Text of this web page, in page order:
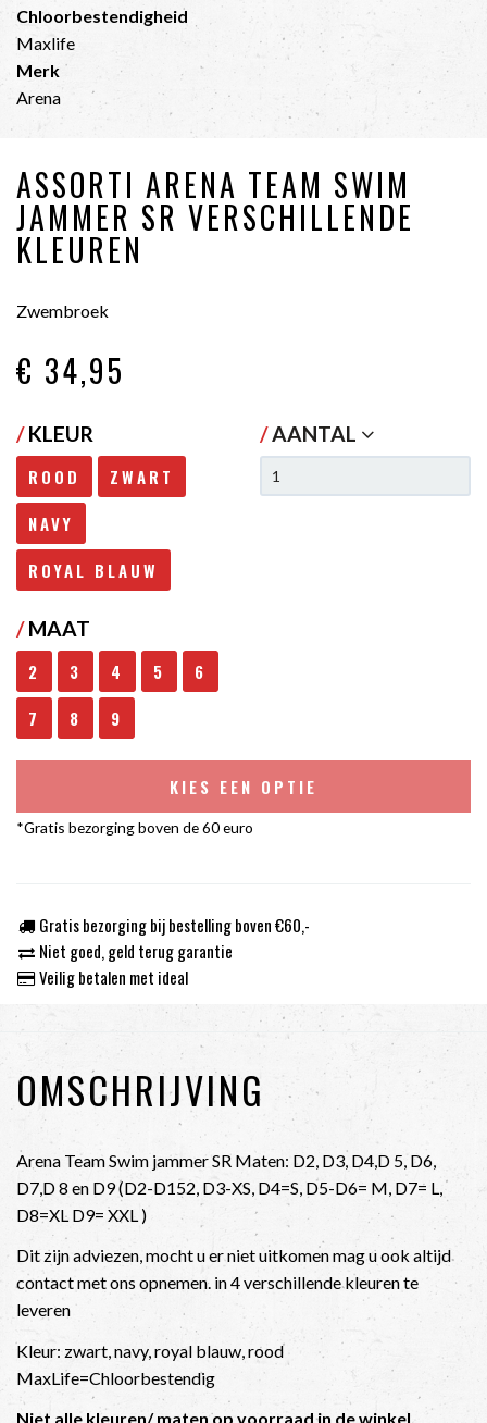
Chloorbestendigheid
Maxlife
Merk
Arena
ASSORTI ARENA TEAM SWIM
JAMMER SR VERSCHILLENDE
KLEUREN
Zwembroek
€ 34,95
/KLEUR
ROOD
ZWART
NAVY
ROYAL BLAUW
/MAAT
2 3 4 5
6
7
8 9
/AANTAL
KIES EEN OPTIE
*Gratis bezorging boven de 60 euro
Gratis bezorging bij bestelling boven €60,-
Niet goed, geld terug garantie
Veilig betalen met ideal
OMSCHRIJVING
Arena Team Swim jammer SR Maten: D2, D3, D4,D 5, D6,
D7,D 8 en D9 (D2-D152, D3-XS, D4=S, D5-D6= M, D7= L,
D8=XL D9= XXL )
Dit zijn adviezen, mocht u er niet uitkomen mag u ook altijd
contact met ons opnemen. in 4 verschillende kleuren te
leveren
Kleur: zwart, navy, royal blauw, rood
MaxLife=Chloorbestendig
Niet alle kleuren/ maten op voorraad in de winkel,